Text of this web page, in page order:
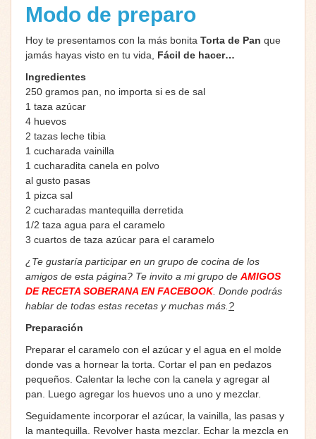
Modo de preparo
Hoy te presentamos con la más bonita Torta de Pan que
jamás hayas visto en tu vida, Fácil de hacer…
Ingredientes
250 gramos pan, no importa si es de sal
1 taza azúcar
4 huevos
2 tazas leche tibia
1 cucharada vainilla
1 cucharadita canela en polvo
al gusto pasas
1 pizca sal
2 cucharadas mantequilla derretida
1/2 taza agua para el caramelo
3 cuartos de taza azúcar para el caramelo
¿Te gustaría participar en un grupo de cocina de los
amigos de esta página? Te invito a mi grupo de AMIGOS
DE RECETA SOBERANA EN FACEBOOK. Donde podrás
hablar de todas estas recetas y muchas más. ?
Preparación
Preparar el caramelo con el azúcar y el agua en el molde
donde vas a hornear la torta. Cortar el pan en pedazos
pequeños. Calentar la leche con la canela y agregar al
pan. Luego agregar los huevos uno a uno y mezclar.
Seguidamente incorporar el azúcar, la vainilla, las pasas y
la mantequilla. Revolver hasta mezclar. Echar la mezcla en